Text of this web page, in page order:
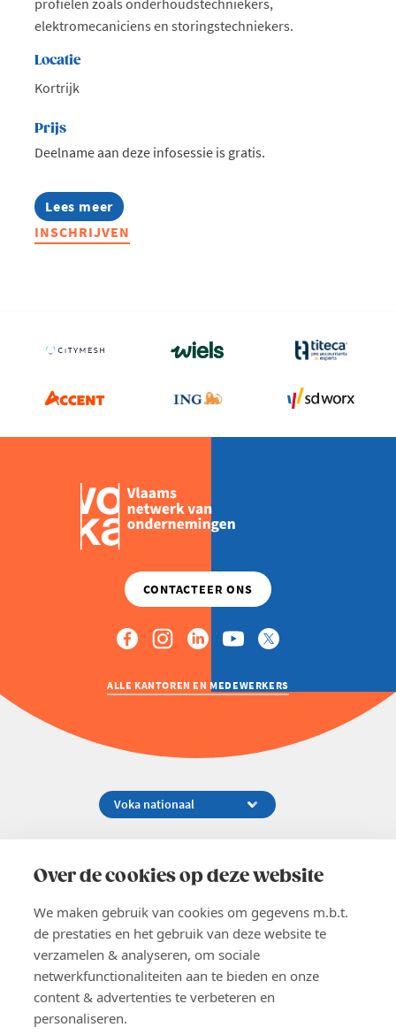
Over de cookies op deze website
We maken gebruik van cookies om gegevens m.b.t.
de prestaties en het gebruik van deze website te
verzamelen & analyseren, om sociale
netwerkfunctionaliteiten aan te bieden en onze
content & advertenties te verbeteren en
personaliseren.
elektromecaniciens en storingstechniekers.
Locatie
Kortrijk
Prijs
Deelname aan deze infosessie is gratis.
Lees meer
about
Infosessie:
Talentmissie
INSCHRIJVEN
ALLE KANTOREN EN MEDEWERKERS
02 229 81 11
EN